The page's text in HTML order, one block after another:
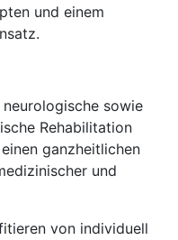
und einem
sowie
Rehabilitation
ganzheitlichen
und
von individuell